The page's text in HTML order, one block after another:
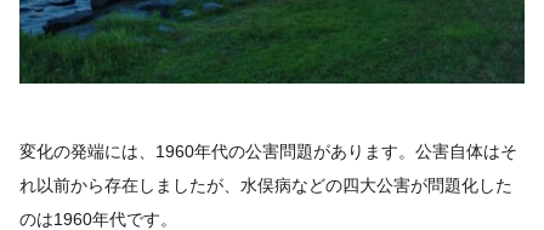
変化の発端には、1960年代の公害問題があります。公害自体はそ
れ以前から存在しましたが、水俣病などの四大公害が問題化した
のは1960年代です。